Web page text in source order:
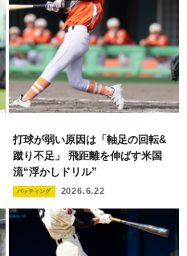
打球が弱い原因は「軸足の回転&
蹴り不足」 飛距離を伸ばす米国
流“浮かしドリル”
バッティング 2026.6.22